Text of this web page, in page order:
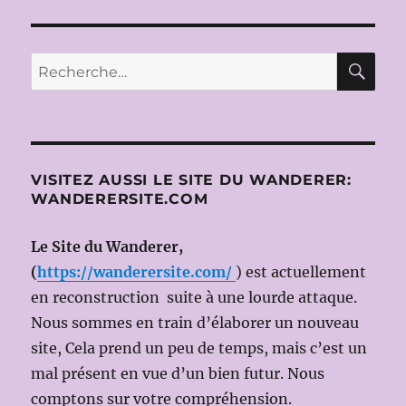
AND
Leonardo
scène:
TESHIGAWARA
Recherche
pour :
VISITEZ AUSSI LE SITE DU WANDERER:
WANDERERSITE.COM
Le Site du Wanderer,
(https://wanderersite.com/ ) est actuellement
en reconstruction suite à une lourde attaque.
Nous sommes en train d’élaborer un nouveau
site, Cela prend un peu de temps, mais c’est un
mal présent en vue d’un bien futur. Nous
comptons sur votre compréhension.